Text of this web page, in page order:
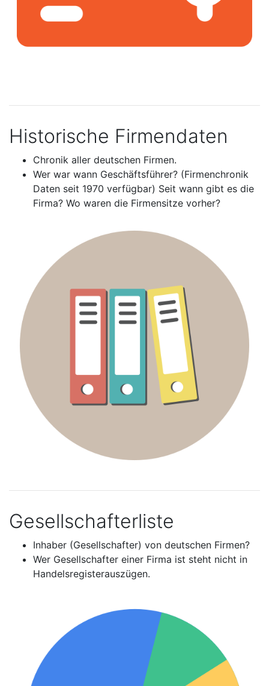
Historische Firmendaten
Chronik aller deutschen Firmen.
Wer war wann Geschäftsführer? (Firmenchronik
Daten seit 1970 verfügbar) Seit wann gibt es die
Firma? Wo waren die Firmensitze vorher?
Gesellschafterliste
Inhaber (Gesellschafter) von deutschen Firmen?
Wer Gesellschafter einer Firma ist steht nicht in
Handelsregisterauszügen.